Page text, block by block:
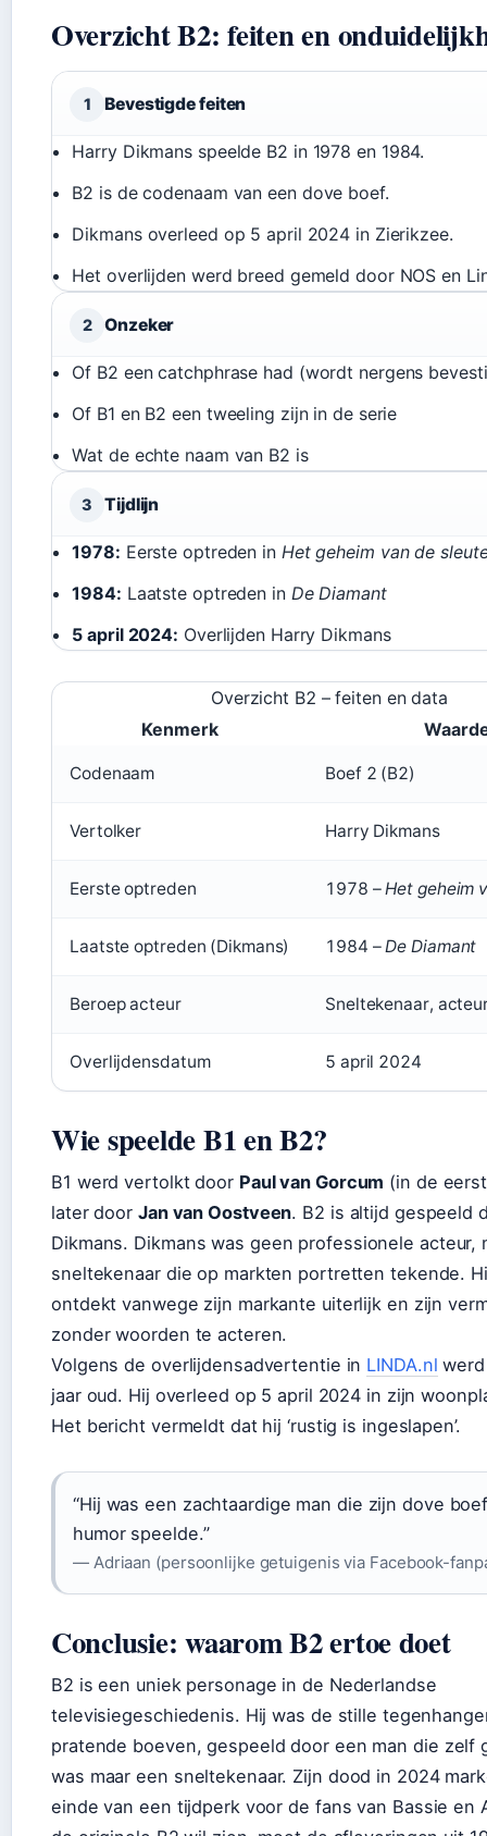
Overzicht B2: feiten en
1 Bevestigde feiten
Harry Dikmans speelde B2 in 1978 en 1984.
B2 is de codenaam van een dove boef.
Dikmans overleed op 5 april 2024 in Zierikzee.
Het overlijden werd breed gemeld door NOS en
2 Onzeker
Of B2 een catchphrase had (wordt nergens
Of B1 en B2 een tweeling zijn in de serie
Wat de echte naam van B2 is
3 Tijdlijn
1978: Eerste optreden in Het geheim van de
1984: Laatste optreden in De Diamant
5 april 2024: Overlijden Harry Dikmans
Overzicht B2 – feiten en data
Kenmerk
Codenaam Boef 2 (B2)
Vertolker Harry Dikmans
Eerste optreden 1978 –Het geheim
Laatste optreden (Dikmans) 1984 –De Diamant
Beroep acteur Sneltekenaar,
Overlijdensdatum 5 april 2024
Wie speelde B1 en B2?
B1 werd vertolkt door Paul van Gorcum (in de
later door Jan van Oostveen. B2 is altijd gespeeld
Dikmans. Dikmans was geen professionele acteur,
sneltekenaar die op markten portretten tekende.
ontdekt vanwege zijn markante uiterlijk en zijn
zonder woorden te acteren.
Volgens de overlijdensadvertentie in LINDA.nl
jaar oud. Hij overleed op 5 april 2024 in zijn
Het bericht vermeldt dat hij ‘rustig is ingeslapen’.
“Hij was een zachtaardige man die zijn dove
humor speelde.”
— Adriaan (persoonlijke getuigenis via Facebook-
Conclusie: waarom B2 ertoe doet
B2 is een uniek personage in de Nederlandse
televisiegeschiedenis. Hij was de stille
pratende boeven, gespeeld door een man die zelf
was maar een sneltekenaar. Zijn dood in 2024
einde van een tijdperk voor de fans van Bassie en